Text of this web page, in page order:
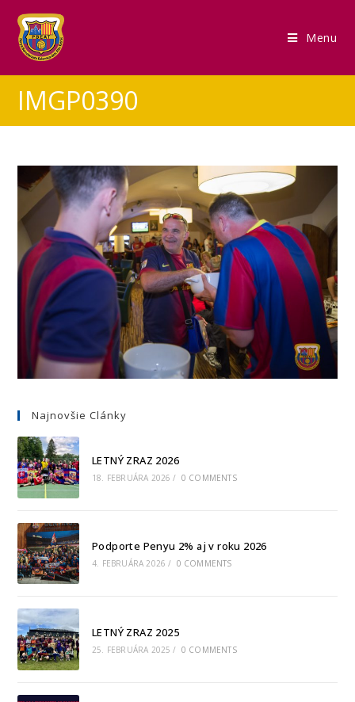
Menu
IMGP0390
Najnovšie Clánky
LETNÝ ZRAZ 2026
18. FEBRUÁRA 2026 / 0 COMMENTS
Podporte Penyu 2% aj v roku 2026
4. FEBRUÁRA 2026 / 0 COMMENTS
LETNÝ ZRAZ 2025
25. FEBRUÁRA 2025 / 0 COMMENTS